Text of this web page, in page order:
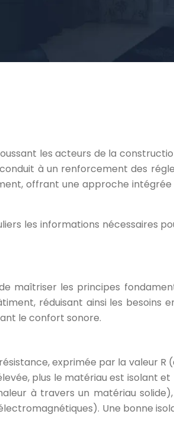
les acteurs de la
à un renforcement des
offrant une approche
les informations nécessaires
maîtriser les principes
réduisant ainsi les besoins
le confort sonore.
exprimée par la valeur R
plus le matériau est isolant
à travers un matériau
Une bonne